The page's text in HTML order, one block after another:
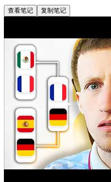
查看笔记 复制笔记